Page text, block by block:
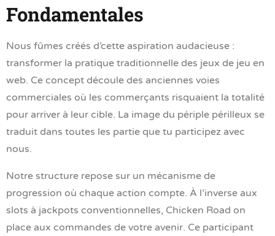
Fondamentales
Nous fûmes créés d’cette aspiration audacieuse :
transformer la pratique traditionnelle des jeux de jeu en
web. Ce concept découle des anciennes voies
commerciales où les commerçants risquaient la totalité
pour arriver à leur cible. La image du périple périlleux se
traduit dans toutes les partie que tu participez avec
nous.
Notre structure repose sur un mécanisme de
progression où chaque action compte. À l’inverse aux
slots à jackpots conventionnelles, Chicken Road on
place aux commandes de votre avenir. Ce participant